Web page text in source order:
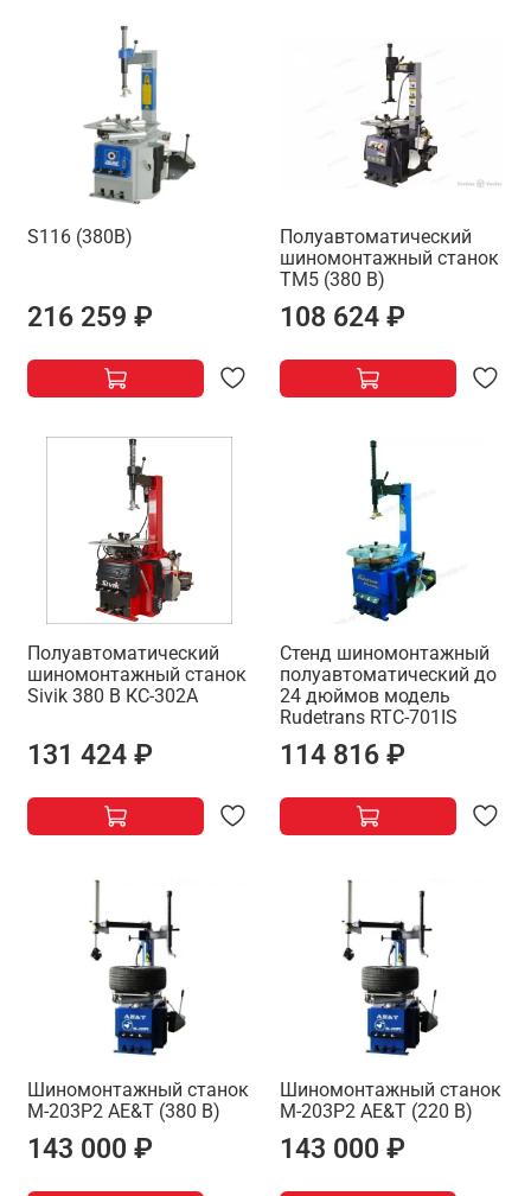
S116 (380В)
216 259 ₽
Полуавтоматический
шиномонтажный станок
TM5 (380 В)
108 624 ₽
Полуавтоматический
шиномонтажный станок
Sivik 380 В КС-302А
131 424 ₽
Стенд шиномонтажный
полуавтоматический до
24 дюймов модель
Rudetrans RTC-701IS
114 816 ₽
Шиномонтажный станок
М-203Р2 AE&T (380 В)
143 000 ₽
Шиномонтажный станок
М-203Р2 AE&T (220 В)
143 000 ₽